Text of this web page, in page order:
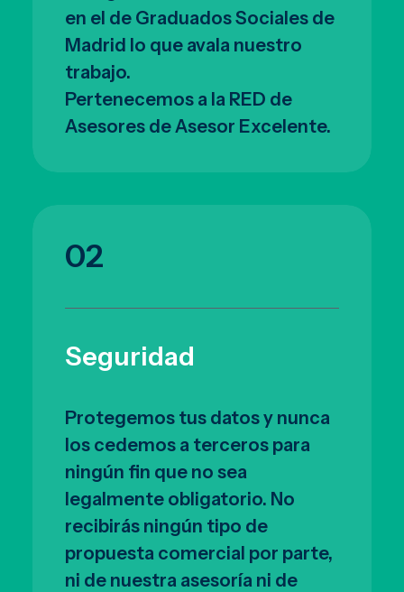
en el de Graduados Sociales de
Madrid lo que avala nuestro
trabajo.
Pertenecemos a la RED de
Asesores de Asesor Excelente.
02
Seguridad
Protegemos tus datos y nunca
los cedemos a terceros para
ningún fin que no sea
legalmente obligatorio. No
recibirás ningún tipo de
propuesta comercial por parte,
ni de nuestra asesoría ni de